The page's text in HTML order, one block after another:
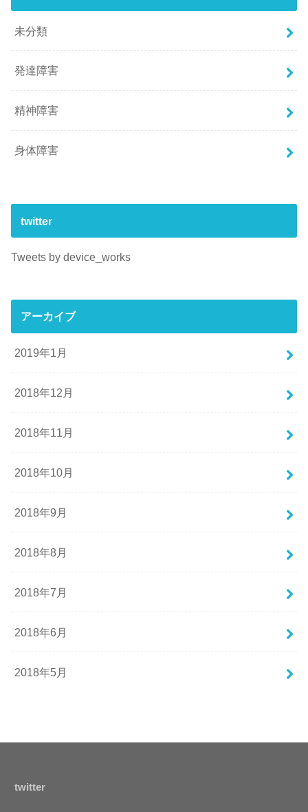
未分類
発達障害
精神障害
身体障害
twitter
Tweets by device_works
アーカイブ
2019年1月
2018年12月
2018年11月
2018年10月
2018年9月
2018年8月
2018年7月
2018年6月
2018年5月
twitter